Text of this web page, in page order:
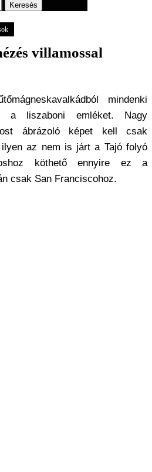
Keresés
villamossal
mindenki
a liszaboni emléket. Nagy
ábrázoló képet kell csak
az nem is járt a Tajó folyó
köthető ennyire ez a
csak San Franciscohoz.